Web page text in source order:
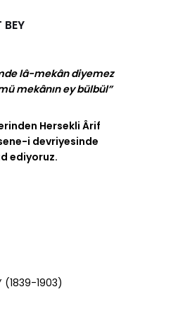
BEY
lâ-mekân diyemez
mekânın ey bülbül”
Hersekli Ârif
i devriyesinde
ediyoruz.
(1839-1903)